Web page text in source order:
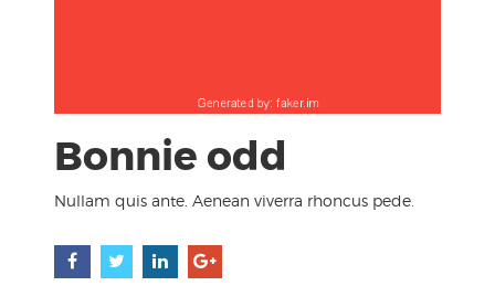
Bonnie odd
Nullam quis ante. Aenean viverra rhoncus pede.